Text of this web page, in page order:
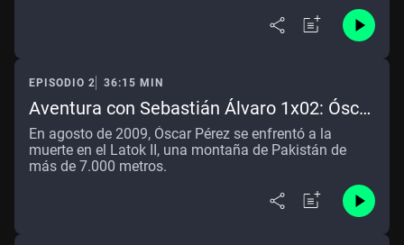
EPISODIO 2 36:15 MIN
Aventura con Sebastián Álvaro 1x02: Óscar
Pérez
En agosto de 2009, Óscar Pérez se enfrentó a la
muerte en el Latok II, una montaña de Pakistán de
más de 7.000 metros.